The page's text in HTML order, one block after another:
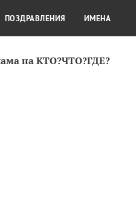
на КТО?ЧТО?ГДЕ?
КРАСОТА
ПОЗДРАВЛЕНИЯ ИМЕНА